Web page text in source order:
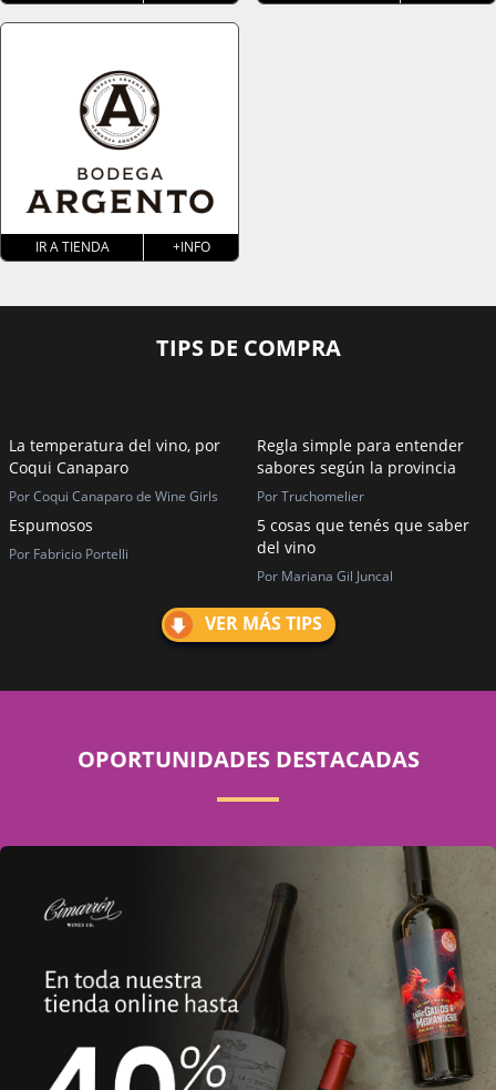
IR A TIENDA +INFO
TIPS DE COMPRA
La temperatura del vino, por
Coqui Canaparo
Por Coqui Canaparo de Wine Girls
Regla simple para entender
sabores según la provincia
Por Truchomelier
Espumosos
Por Fabricio Portelli
5 cosas que tenés que saber
del vino
Por Mariana Gil Juncal
VER MÁS TIPS
OPORTUNIDADES DESTACADAS